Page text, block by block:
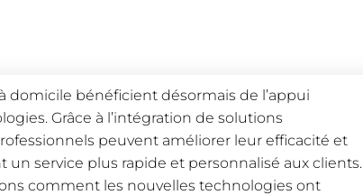
domicile bénéficient désormais de l’appui
Grâce à l’intégration de solutions
peuvent améliorer leur efficacité et
service plus rapide et personnalisé aux clients.
comment les nouvelles technologies ont